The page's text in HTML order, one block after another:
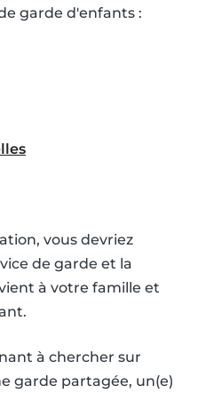
garde d'enfants :
vous devriez
de garde et la
à votre famille et
à chercher sur
garde partagée, un(e)